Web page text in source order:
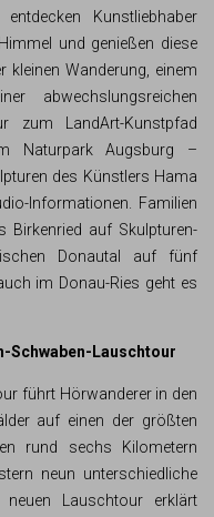
Kunstliebhaber
und genießen diese
kleinen Wanderung, einem
abwechslungsreichen
zum LandArt-Kunstpfad
Naturpark Augsburg –
des Künstlers Hama
Informationen. Familien
Birkenried auf Skulpturen-
Donautal auf fünf
im Donau-Ries geht es
Schwaben-Lauschtour
führt Hörwanderer in den
auf einen der größten
rund sechs Kilometern
neun unterschiedliche
Lauschtour erklärt